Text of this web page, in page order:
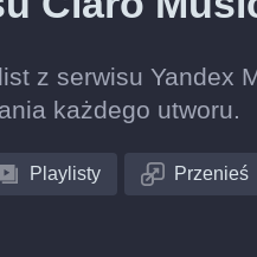
z serwisu Yandex
każdego utworu.
Playlisty Przenieś